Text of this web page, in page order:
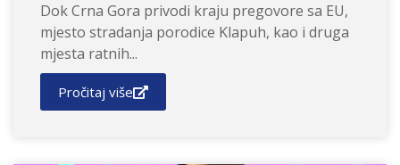
Dok Crna Gora privodi kraju pregovore sa EU,
mjesto stradanja porodice Klapuh, kao i druga
mjesta ratnih...
Pročitaj više